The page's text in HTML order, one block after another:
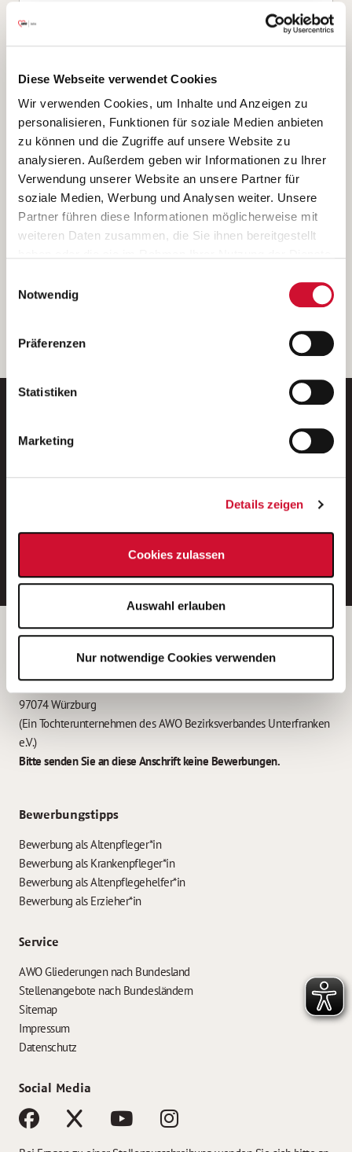
Diese Webseite verwendet Cookies
Wir verwenden Cookies, um Inhalte und Anzeigen zu
personalisieren, Funktionen für soziale Medien anbieten
zu können und die Zugriffe auf unsere Website zu
analysieren. Außerdem geben wir Informationen zu Ihrer
Verwendung unserer Website an unsere Partner für
soziale Medien, Werbung und Analysen weiter. Unsere
Partner führen diese Informationen möglicherweise mit
weiteren Daten zusammen, die Sie ihnen bereitgestellt
Wenn Sie auf „Cookies zulassen“ klicken, so stimmen
Sie der Speicherung sämtlicher Cookies zu. Sie können
Ihre Einwilligung selbstverständlich jederzeit widerrufen,
indem Sie die Cookie-Einstellungen aufrufen und diese
unserer
Notwendig
Präferenzen
Statistiken
Marketing
Details zeigen
Cookies zulassen
Auswahl erlauben
Nur notwendige Cookies verwenden
Ich bin damit einverstanden, dass meine personenbezogenen Daten
ausschließlich zum Zweck der Durchführung der Kontaktanfrage
verarbeitet, auf IT- Systemen der Garitz Bewirtschaftungsbetriebe
GmbH, Heinrich-von-Kleist-Straße 2, 97688 Bad Kissingen
(Betreiber) gespeichert und an die für das Stellenangebot
verantwortliche Stelle zur Kontaktaufnahme weitergegeben
werden.
Diese Einwilligungserklärung kann ich jederzeit gegenüber dem
Weitere Details können Sie der
entnehmen.
E-Mail-Adresse eintragen
Betreiber der Webseite
Garitz Bewirtschaftungsbetriebe GmbH
Kantstraße 45a
97074 Würzburg
(Ein Tochterunternehmen des AWO Bezirksverbandes Unterfranken
e.V.)
Bitte senden Sie an diese Anschrift keine Bewerbungen.
Bewerbungstipps
Bewerbung als Altenpfleger*in
Bewerbung als Krankenpfleger*in
Bewerbung als Altenpflegehelfer*in
Bewerbung als Erzieher*in
Service
AWO Gliederungen nach Bundesland
Stellenangebote nach Bundesländern
Sitemap
Impressum
Datenschutz
Social Media